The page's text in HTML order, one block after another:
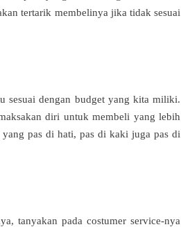
tertarik membelinya jika tidak sesuai
sesuai dengan budget yang kita miliki.
diri untuk membeli yang lebih
pas di hati, pas di kaki juga pas di
tanyakan pada costumer service-nya